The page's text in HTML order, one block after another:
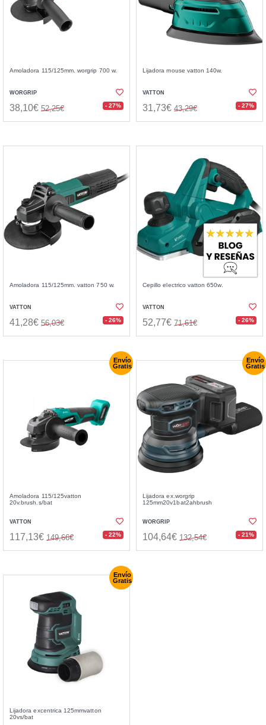
Amoladora 115/125mm. worgrip 700 w.
WORGRIP
38,10€ 52,25€ - 27%
Lijadora mouse vatton 140w.
VATTON
31,73€ 43,29€ - 27%
Amoladora 115/125mm. vatton 750 w.
VATTON
41,28€ 56,03€ - 26%
Cepillo electrico vatton 650w.
VATTON
52,77€ 71,61€ - 26%
Envío
Gratis
Amoladora 115/125vatton
20v.brush.s/bat
VATTON
117,13€ 149,66€ - 22%
Envío
Gratis
Lijadora ex.worgrip
125mm20v1bat2ahbrush
WORGRIP
104,64€ 132,54€ - 21%
Envío
Gratis
Lijadora excentrica 125mmvatton
20vs/bat